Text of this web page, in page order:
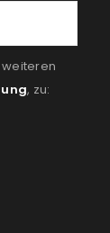
, zu: